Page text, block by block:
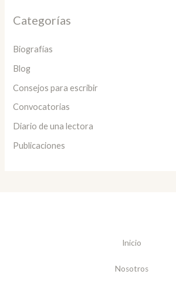
Categorías
Biografías
Blog
Consejos para escribir
Convocatorias
Diario de una lectora
Publicaciones
Inicio
Nosotros